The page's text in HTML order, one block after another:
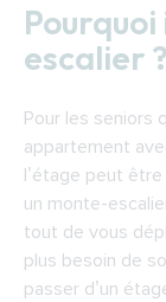
Quel
Comment
Toulouse
Les
La
Les
escalier ?
Pour les seniors
appartement
l’étage peut
un monte-
tout de vous
plus besoin de
passer d’un